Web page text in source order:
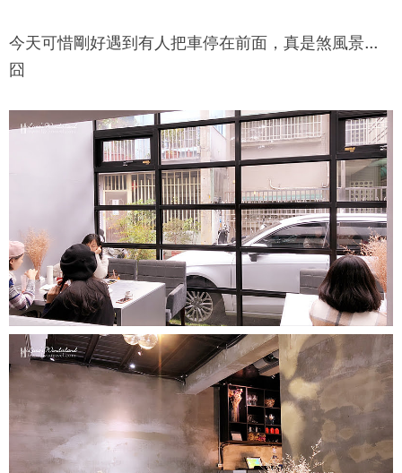
今天可惜剛好遇到有人把車停在前面，真是煞風景...
囧